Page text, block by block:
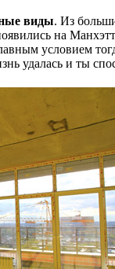
виды. Из
на
условием
удалась и ты